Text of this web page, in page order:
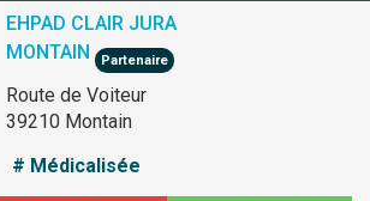
EHPAD CLAIR JURA
MONTAIN
Partenaire
Route de Voiteur
39210 Montain
# Médicalisée